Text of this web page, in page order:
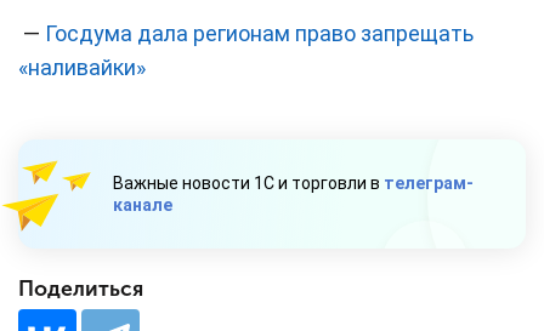
— Госдума дала регионам право запрещать
«наливайки»
Важные новости 1С и торговли в телеграм-
канале
Поделиться